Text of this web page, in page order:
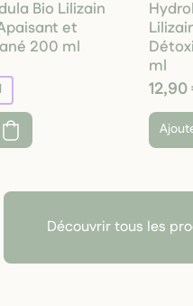
Bio Lilizain
et
200 ml
ml
Découvrir tous les